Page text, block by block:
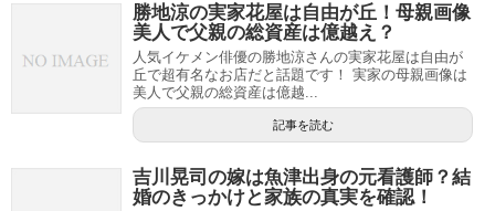
勝地涼の実家花屋は自由が丘！母親画像
美人で父親の総資産は億越え？
人気イケメン俳優の勝地涼さんの実家花屋は自由が
丘で超有名なお店だと話題です！ 実家の母親画像は
美人で父親の総資産は億越...
記事を読む
吉川晃司の嫁は魚津出身の元看護師？結
婚のきっかけと家族の真実を確認！